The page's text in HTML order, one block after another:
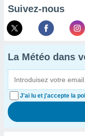
Suivez-nous
La Météo dans
J'ai lu et j'accepte la